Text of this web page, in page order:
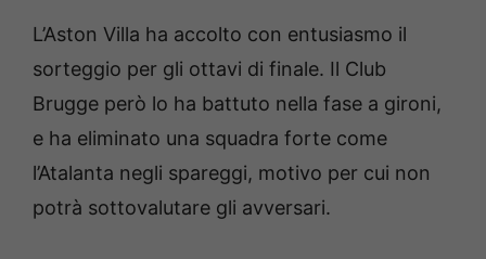
L’Aston Villa ha accolto con entusiasmo il
sorteggio per gli ottavi di finale. Il Club
Brugge però lo ha battuto nella fase a gironi,
e ha eliminato una squadra forte come
l’Atalanta negli spareggi, motivo per cui non
potrà sottovalutare gli avversari.